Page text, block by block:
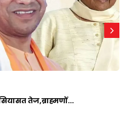
तेज,ब्राह्मणों...